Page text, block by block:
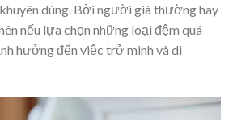
dùng. Bởi người già thường hay
nếu lựa chọn những loại đệm quá
hưởng đến việc trở mình và di